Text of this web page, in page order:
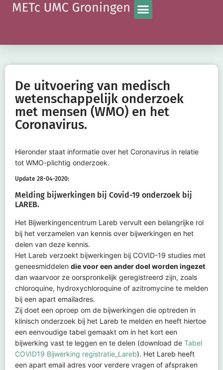
De uitvoering van medisch
wetenschappelijk onderzoek
met mensen (WMO) en het
Coronavirus.
Hieronder staat informatie over het Coronavirus in relatie
tot WMO-plichtig onderzoek.
Update 28-04-2020:
Melding bijwerkingen bij Covid-19 onderzoek bij
LAREB.
Het Bijwerkingencentrum Lareb vervult een belangrijke rol
bij het verzamelen van kennis over bijwerkingen en het
delen van deze kennis.
Het Lareb verzoekt bijwerkingen bij COVID-19 studies met
geneesmiddelen die voor een ander doel worden ingezet
dan waarvoor ze oorspronkelijk geregistreerd zijn, zoals
chloroquine, hydroxychloroquine of azitromycine te melden
bij een apart emailadres.
Zij doet een oproep om de bijwerkingen die optreden in
klinisch onderzoek bij het Lareb te melden en heeft hiertoe
een eenvoudige tabel gemaakt om in het kort een
bijwerking vast te leggen en te delen (download de Tabel
COVID19 Bijwerking registratie_Lareb). Het Lareb heeft
een apart email adres voor verdere vragen of afspraken